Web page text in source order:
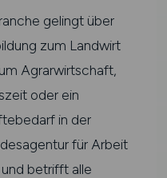
gelingt über
zum Landwirt
Agrarwirtschaft,
oder ein
in der
für Arbeit
betrifft alle